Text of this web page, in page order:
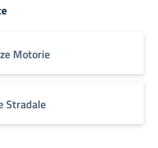
Motorie
Stradale